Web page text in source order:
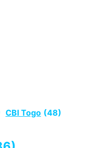
CBI Togo (48)